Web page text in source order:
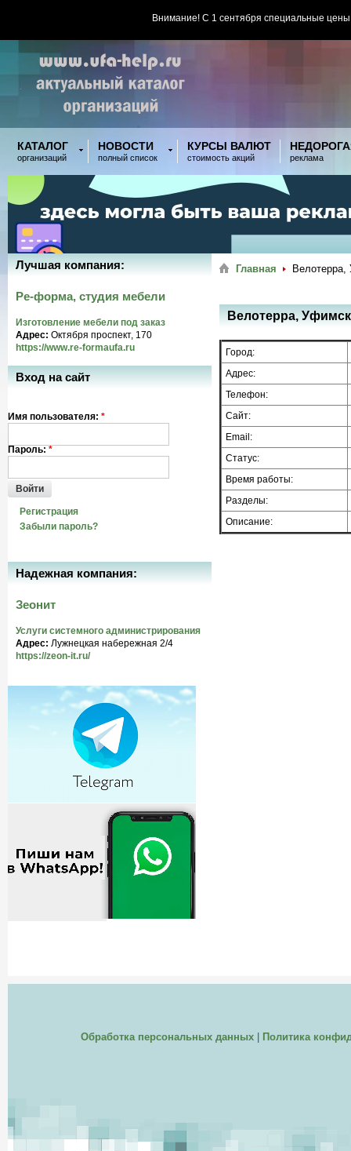
Внимание! С 1 сентября специальные
КАТАЛОГ
организаций
НОВОСТИ
полный список
КУРСЫ ВАЛЮТ
стоимость акций реклама
Главная Велотерра,
Велотерра,
Город:
Адрес:
Телефон:
Сайт:
Email:
Статус:
Время работы:
Разделы:
Описание:
Лучшая компания:
Ре-форма, студия мебели
Изготовление мебели под заказ
Адрес: Октября проспект, 170
https://www.re-formaufa.ru
Вход на сайт
Имя пользователя: *
Пароль: *
Войти
Регистрация
Забыли пароль?
Надежная компания:
Зеонит
Услуги системного администрирования
Адрес: Лужнецкая набережная 2/4
https://zeon-it.ru/
Обработка персональных данных| Политика